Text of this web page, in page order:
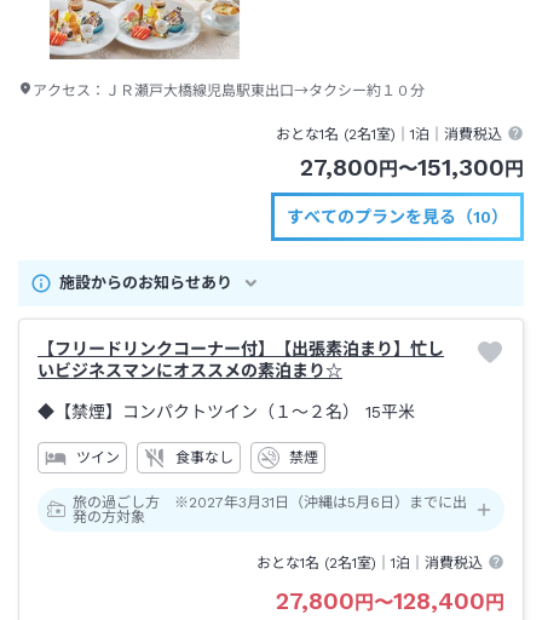
アクセス： ＪＲ瀬戸大橋線児島駅東出口→タクシー約１０分
おとな1名 (2名1室)｜1泊 ｜消費税込
27,800円〜151,300円
すべてのプランを見る（10）
施設からのお知らせあり
【フリードリンクコーナー付】【出張素泊まり】忙し
いビジネスマンにオススメの素泊まり☆
◆【禁煙】コンパクトツイン（１～２名） 15平米
ツイン 食事なし 禁煙
旅の過ごし方 ※2027年3月31日（沖縄は5月6日）までに出
発の方対象
おとな1名 (2名1室)｜1泊 ｜消費税込
27,800円〜128,400円